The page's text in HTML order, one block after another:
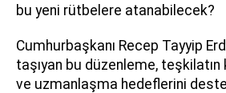
bu yeni rütbelere atanabilecek?
Cumhurbaşkanı Recep Tayyip
taşıyan bu düzenleme, teşkilatın
ve uzmanlaşma hedeflerini